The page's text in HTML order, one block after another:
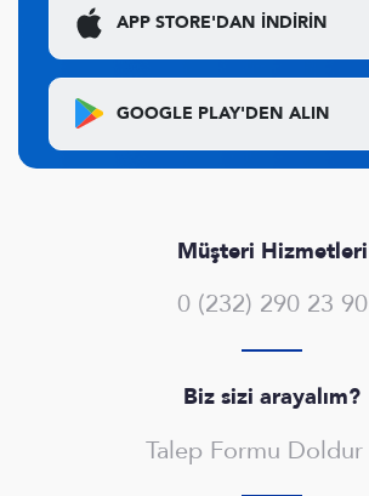
APP STORE'DAN İNDİRİN
GOOGLE PLAY'DEN ALIN
Müşteri Hizmetleri
0 (232) 290 23 90
Biz sizi arayalım?
Talep Formu Doldur